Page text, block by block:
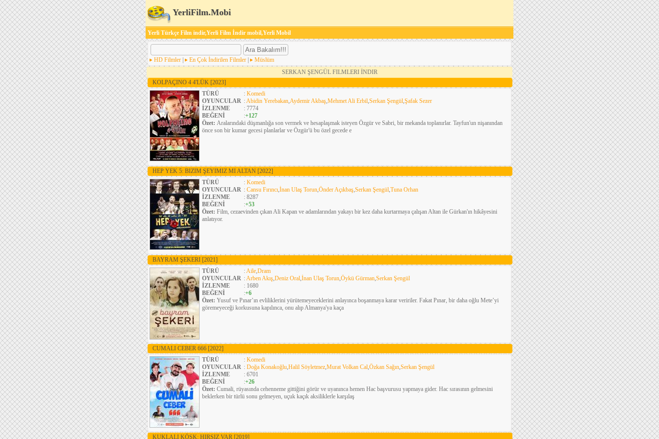
YerliFilm.Mobi
Yerli Türkçe Film indir,Yerli Film İndir mobil,Yerli Mobil
HD Filmler En Çok İndirilen Filmler
Müslüm
SERKAN ŞENGÜL FILMLERI İNDIR
KOLPAÇINO 4 4'LÜK [2023]
TÜRÜ
: Komedi
OYUNCULAR :Abidin Yerebakan,Aydemir Akbaş,Mehmet Ali Erbil,Serkan Şengül,Şafak Sezer
İZLENME
: 7774
BEĞENİ
:+127
Özet: Aralarındaki düşmanlığa son vermek ve hesaplaşmak isteyen Özgür ve Sabri, bir mekanda toplanırlar. Tayfun'un nişanından
önce son bir kumar gecesi planlarlar ve Özgür'ü bu özel gecede e
HEP YEK 5: BIZIM ŞEYIMIZ MI ALTAN [2022]
TÜRÜ
: Komedi
OYUNCULAR : Cansu Fırıncı,İnan Ulaş Torun,Önder Açıkbaş,Serkan Şengül,Tuna Orhan
İZLENME
: 8287
BEĞENİ
:+53
Özet: Film, cezaevinden çıkan Ali Kapan ve adamlarından yakayı bir kez daha kurtarmaya çalışan Altan ile Gürkan'ın hikâyesini
anlatıyor.
BAYRAM ŞEKERI [2021]
TÜRÜ
:Aile,Dram
OYUNCULAR :Arben Akış,Deniz Oral,İnan Ulaş Torun,Öykü Gürman,Serkan Şengül
İZLENME
: 1680
BEĞENİ
:+6
Özet: Yusuf ve Pınar’ın evliliklerini yürütemeyeceklerini anlayınca boşanmaya karar veririler. Fakat Pınar, bir daha oğlu Mete’yi
göremeyeceği korkusuna kapılınca, onu alıp Almanya'ya kaça
CUMALI CEBER 666 [2022]
TÜRÜ
: Komedi
OYUNCULAR : Doğa Konakoğlu,Halil Söyletmez,Murat Volkan Cal,Özkan Sağın,Serkan Şengül
İZLENME
: 6701
BEĞENİ
:+26
Özet: Cumali, rüyasında cehenneme gittiğini görür ve uyanınca hemen Hac başvurusu yapmaya gider. Hac sırasının gelmesini
beklerken bir türlü sonu gelmeyen, uçuk kaçık aksiliklerle karşılaş
KUKLALI KÖŞK: HIRSIZ VAR [2019]